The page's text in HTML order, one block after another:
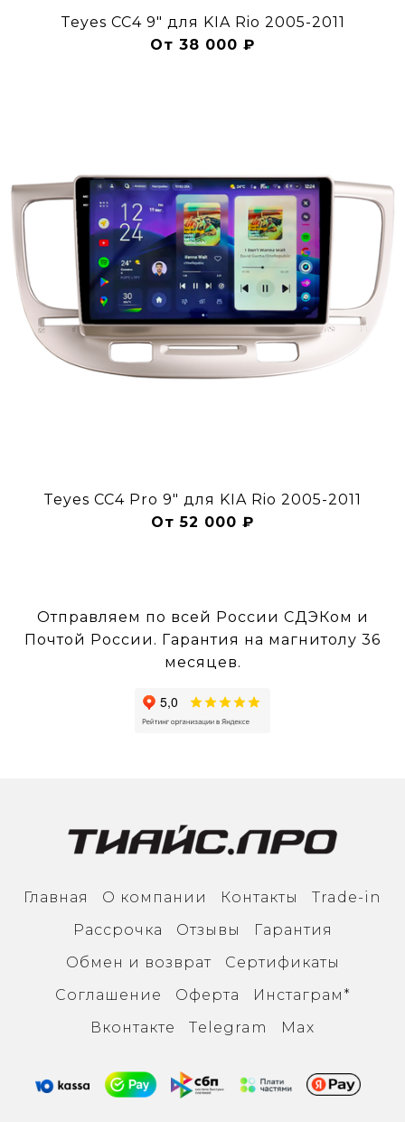
Teyes CC4 9" для KIA Rio 2005-2011
От 38 000 ₽
Teyes CC4 Pro 9" для KIA Rio 2005-2011
От 52 000 ₽
Отправляем по всей России СДЭКом и
Почтой России. Гарантия на магнитолу 36
месяцев.
Главная О компании Контакты
Trade-in
Рассрочка
Отзывы
Гарантия
Обмен и возврат
Сертификаты
Соглашение
Оферта
Инcтаграм*
Вконтакте
Тelegram Max